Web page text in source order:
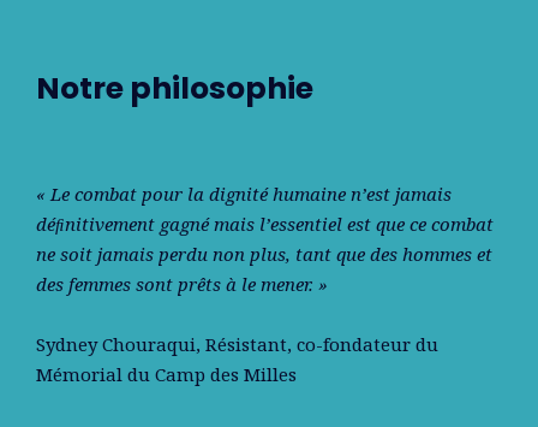
Notre philosophie
« Le combat pour la dignité humaine n’est jamais
déﬁnitivement gagné mais l’essentiel est que ce combat
ne soit jamais perdu non plus, tant que des hommes et
des femmes sont prêts à le mener. »
Sydney Chouraqui, Résistant, co-fondateur du
Mémorial du Camp des Milles